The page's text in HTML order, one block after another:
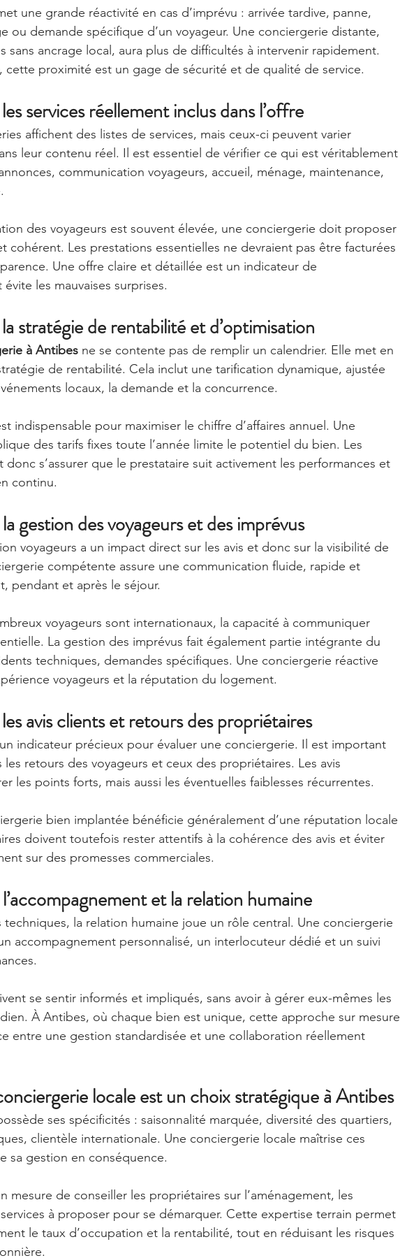
une grande réactivité en cas d’imprévu : arrivée tardive, panne,
ou demande spécifique d’un voyageur. Une conciergerie distante,
sans ancrage local, aura plus de difficultés à intervenir rapidement.
cette proximité est un gage de sécurité et de qualité de service.
services réellement inclus dans l’offre
affichent des listes de services, mais ceux-ci peuvent varier
leur contenu réel. Il est essentiel de vérifier ce qui est véritablement
communication voyageurs, accueil, ménage, maintenance,
des voyageurs est souvent élevée, une conciergerie doit proposer
cohérent. Les prestations essentielles ne devraient pas être facturées
Une offre claire et détaillée est un indicateur de
les mauvaises surprises.
stratégie de rentabilité et d’optimisation
à Antibes ne se contente pas de remplir un calendrier. Elle met en
de rentabilité. Cela inclut une tarification dynamique, ajustée
locaux, la demande et la concurrence.
indispensable pour maximiser le chiffre d’affaires annuel. Une
des tarifs fixes toute l’année limite le potentiel du bien. Les
s’assurer que le prestataire suit activement les performances et
continu.
gestion des voyageurs et des imprévus
voyageurs a un impact direct sur les avis et donc sur la visibilité de
compétente assure une communication fluide, rapide et
pendant et après le séjour.
voyageurs sont internationaux, la capacité à communiquer
La gestion des imprévus fait également partie intégrante du
techniques, demandes spécifiques. Une conciergerie réactive
voyageurs et la réputation du logement.
avis clients et retours des propriétaires
indicateur précieux pour évaluer une conciergerie. Il est important
retours des voyageurs et ceux des propriétaires. Les avis
les points forts, mais aussi les éventuelles faiblesses récurrentes.
bien implantée bénéficie généralement d’une réputation locale
doivent toutefois rester attentifs à la cohérence des avis et éviter
sur des promesses commerciales.
et la relation humaine
techniques, la relation humaine joue un rôle central. Une conciergerie
accompagnement personnalisé, un interlocuteur dédié et un suivi
se sentir informés et impliqués, sans avoir à gérer eux-mêmes les
À Antibes, où chaque bien est unique, cette approche sur mesure
entre une gestion standardisée et une collaboration réellement
locale est un choix stratégique à Antibes
ses spécificités : saisonnalité marquée, diversité des quartiers,
clientèle internationale. Une conciergerie locale maîtrise ces
sa gestion en conséquence.
mesure de conseiller les propriétaires sur l’aménagement, les
à proposer pour se démarquer. Cette expertise terrain permet
le taux d’occupation et la rentabilité, tout en réduisant les risques